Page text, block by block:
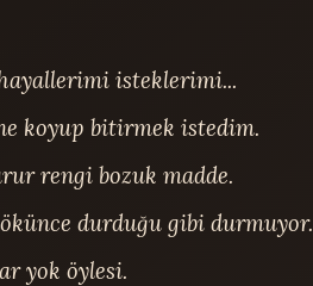
isteklerimi...
koyup bitirmek istedim.
rengi bozuk madde.
durduğu gibi durmuyor.
yok öylesi.